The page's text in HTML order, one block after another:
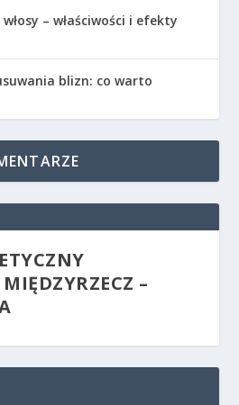
– właściwości i efekty
blizn: co warto
–